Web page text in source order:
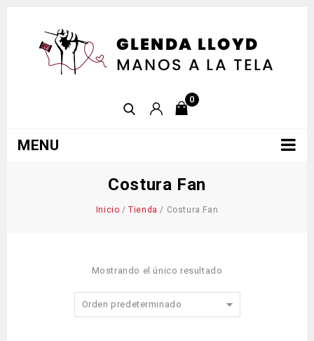
0
MENU
Costura Fan
Inicio /Tienda / Costura Fan
Mostrando el único resultado
Orden predeterminado